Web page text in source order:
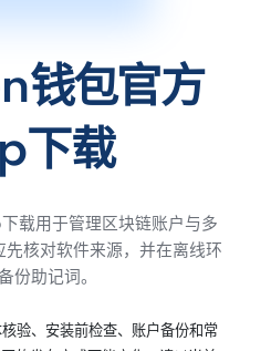
包官方
下载
载用于管理区块链账户与多
核对软件来源，并在离线环
份助记词。
验、安装前检查、账户备份和常